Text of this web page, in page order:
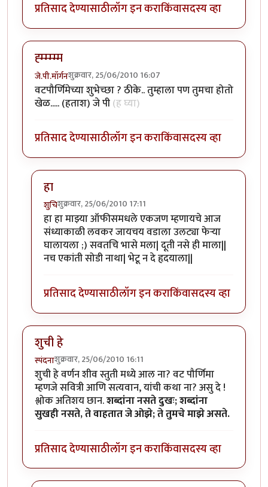
प्रतिसाद देण्यासाठीलॉग इन कराकिंवासदस्य व्हा
ह्म्म्म्म्म
जे.पी.मॉर्गनशुक्रवार, 25/06/2010 16:07
वटपौर्णिमेच्या शुभेच्छा ? ठीके.. तुम्हाला पण तुमचा होतो
खेळ..... (हताश) जे पी(ह घ्या)
प्रतिसाद देण्यासाठीलॉग इन कराकिंवासदस्य व्हा
हा
शुचिशुक्रवार, 25/06/2010 17:11
In reply toह्म्म्म्म्मbyजे.पी.मॉर्गन
हा हा माझ्या ऑफीसमधले एकजण म्हणायचे आज
संध्याकाळी लवकर जायचय वडाला उलट्या फेर्‍या
घालायला ;) सवतचि भासे मला| दूती नसे ही माला||
नच एकांती सोडी नाथा| भेटू न दे हृदयाला||
प्रतिसाद देण्यासाठीलॉग इन कराकिंवासदस्य व्हा
शुची हे
स्पंदनाशुक्रवार, 25/06/2010 16:11
शुची हे वर्णन शीव स्तुती मध्ये आल ना? वट पौर्णिमा
म्हणजे सवित्री आणि सत्यवान, यांची कथा ना? असु दे !
श्लोक अतिशय छान.शब्दांना नसते दुखः; शब्दांना
सुखही नसते, ते वाहतात जे ओझे; ते तुमचे माझे असते.
प्रतिसाद देण्यासाठीलॉग इन कराकिंवासदस्य व्हा